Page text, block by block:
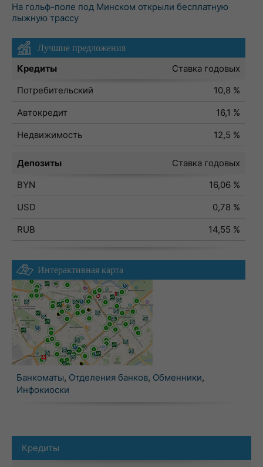
На гольф-поле под Минском открыли бесплатную
лыжную трассу
Лучшие предложения
Кредиты
Ставка годовых
Потребительский
10,8 %
Автокредит
16,1 %
Недвижимость
12,5 %
Депозиты
Ставка годовых
BYN
16,06 %
USD
0,78 %
RUB
14,55 %
Интерактивная карта
Банкоматы, Отделения банков, Обменники,
Инфокиоски
Кредиты